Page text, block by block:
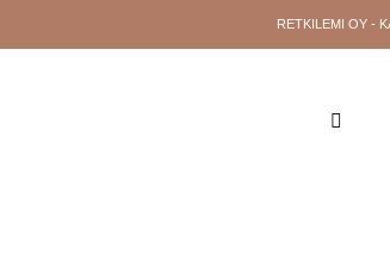
RETKILEMI OY -